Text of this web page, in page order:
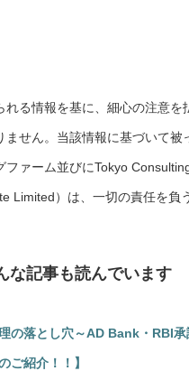
る情報を基に、細心の注意
せん。当該情報に基づいて
ァーム並びにTokyo
Limited）は、一切の責任を負
な記事も読んでいます
の落とし穴～AD Bank・RBI承
ご紹介！！】